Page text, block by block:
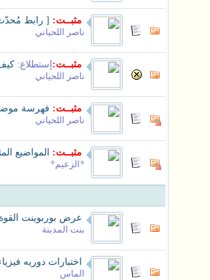
مثبــت: [ رابط
ناصر اللحياني
مثبــت: إستطلاع:
ناصر اللحياني
مثبــت: فهرسة
ناصر اللحياني
مثبــت: المواضيع
*الزعيم*
عرض بوربوينت
بنت المدينة
اختبارات دوريه فيزياء 1ث ف1 مطور تصلح
الماس